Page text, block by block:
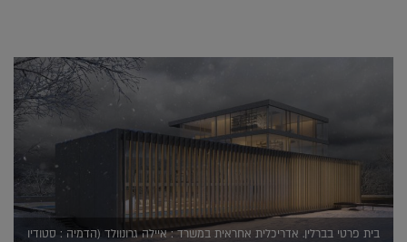
בית פרטי בברלין. אדריכלית אחראית במשרד : איילה גרונוולד (הדמיה : סטודיו